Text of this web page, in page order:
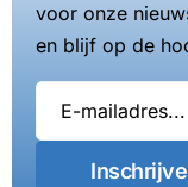
voor onze
en blijf op de